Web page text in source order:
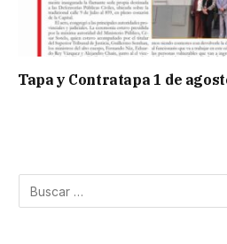
Tapa y Contratapa 1 de